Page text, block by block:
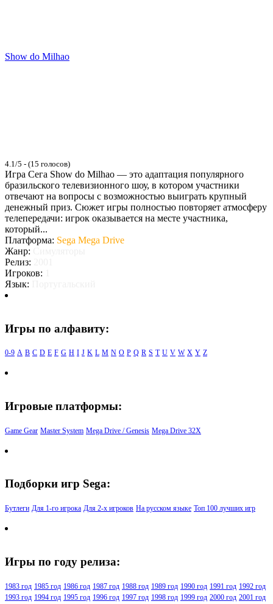
Show do Milhao
4.1/5 - (15 голосов)
Игра Сега Show do Milhao — это адаптация популярного
бразильского телевизионного шоу, в котором участники
отвечают на вопросы с возможностью выиграть крупный
денежный приз. Сюжет игры полностью повторяет атмосферу
телепередачи: игрок оказывается на месте участника,
который...
Платформа: Sega Mega Drive
Жанр:
Релиз:
Игроков:
Язык:
Игры по алфавиту:
0-9 A B C D E F G H I J K L M N O P Q R S T U V W X Y Z
Игровые платформы:
Game Gear Master System Mega Drive / Genesis Mega Drive 32X
Подборки игр Sega:
Бутлеги Для 1-го игрока Для 2-х игроков На русском языке Топ 100 лучших игр
Игры по году релиза:
1983 год 1985 год 1986 год 1987 год 1988 год 1989 год 1990 год 1991 год 1992 год
1993 год 1994 год 1995 год 1996 год 1997 год 1998 год 1999 год 2000 год 2001 год